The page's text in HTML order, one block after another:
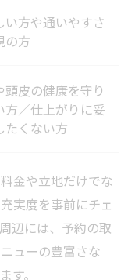
い方や通いやすさ
の方
頭皮の健康を守り
方／仕上がりに妥
たくない方
金や立地だけでな
実度を事前にチェ
辺には、予約の取
ューの豊富さな
す。